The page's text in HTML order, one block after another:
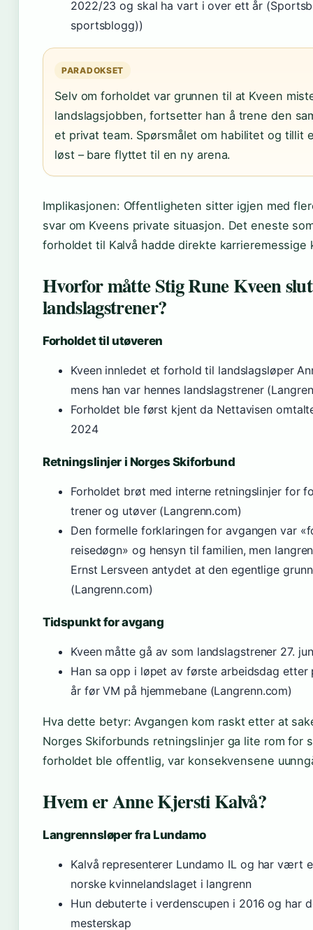
2022/23 og skal ha vart i over ett år
sportsblogg))
PARADOKSET
Selv om forholdet var grunnen til at Kveen
landslagsjobben, fortsetter han å trene den
et privat team. Spørsmålet om habilitet og tillit
løst – bare flyttet til en ny arena.
Implikasjonen: Offentligheten sitter igjen med
svar om Kveens private situasjon. Det eneste
forholdet til Kalvå hadde direkte karrieremessige
Hvorfor måtte Stig Rune Kveen
landslagstrener?
Forholdet til utøveren
Kveen innledet et forhold til landslagsløper
mens han var hennes landslagstrener
Forholdet ble først kjent da Nettavisen
2024
Retningslinjer i Norges Skiforbund
Forholdet brøt med interne retningslinjer for
trener og utøver (Langrenn.com)
Den formelle forklaringen for avgangen var
reisedøgn» og hensyn til familien, men
Ernst Lersveen antydet at den egentlige
(Langrenn.com)
Tidspunkt for avgang
Kveen måtte gå av som landslagstrener 27.
Han sa opp i løpet av første arbeidsdag etter
år før VM på hjemmebane (Langrenn.com)
Hva dette betyr: Avgangen kom raskt etter at
Norges Skiforbunds retningslinjer ga lite rom for
forholdet ble offentlig, var konsekvensene
Hvem er Anne Kjersti Kalvå?
Langrennsløper fra Lundamo
Kalvå representerer Lundamo IL og har vært
norske kvinnelandslaget i langrenn
Hun debuterte i verdenscupen i 2016 og har
mesterskap